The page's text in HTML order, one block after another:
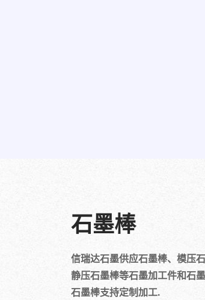
石墨棒
信瑞达石墨供应石墨棒、模压
静压石墨棒等石墨加工件和石墨
石墨棒支持定制加工.